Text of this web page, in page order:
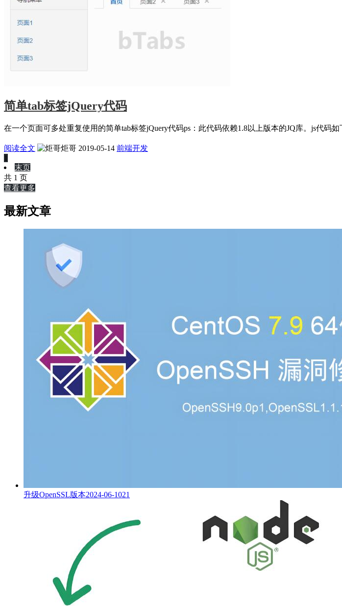
简单tab标签jQuery代码
在一个页面可多处重复使用的简单tab标签jQuery代码ps：此代码依赖1.8以上版本的JQ库。js代码如
阅读全文 炬哥 2019-05-14 前端开发
1
末页
共 1 页
查看更多
最新文章
升级OpenSSL版本2024-06-1021